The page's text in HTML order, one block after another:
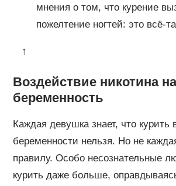
мнения о том, что курение
пожелтение ногтей: это всё-
↑
Воздействие никотина на
беременность
Каждая девушка знает, что курить
беременности нельзя. Но не
правилу. Особо несознательные
курить даже больше,